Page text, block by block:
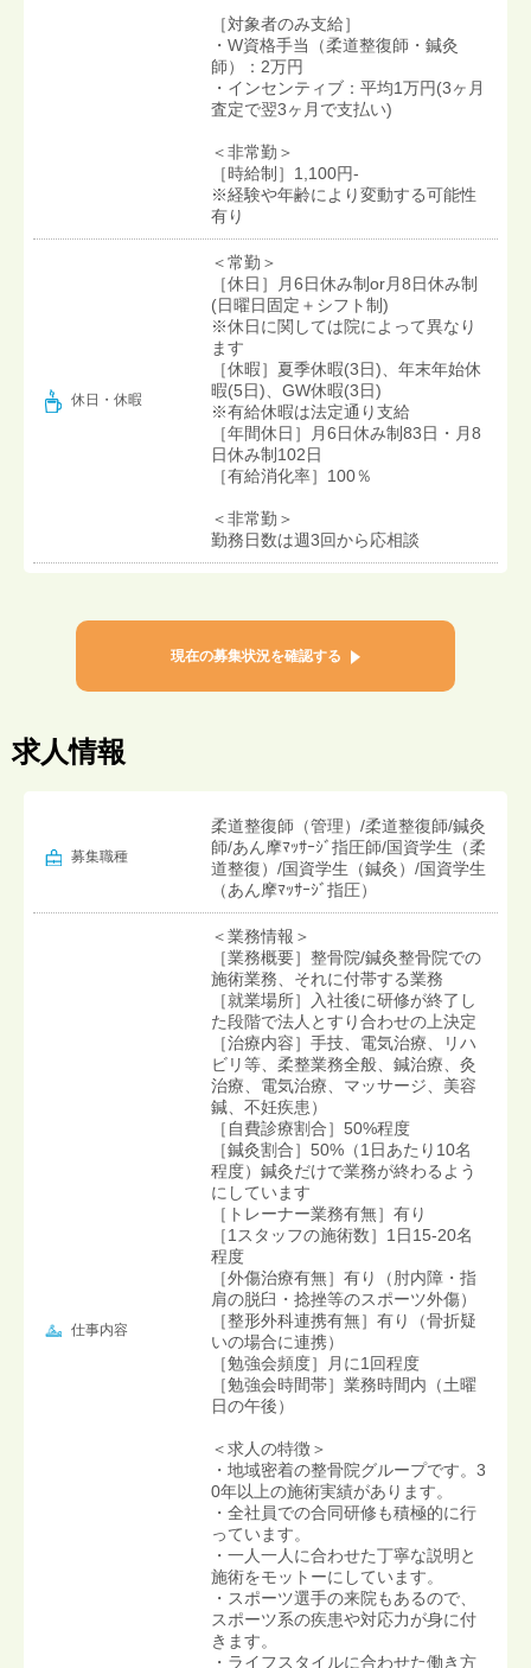
［対象者のみ支給］
・W資格手当（柔道整復師・鍼灸
師）：2万円
・インセンティブ：平均1万円(3ヶ月
査定で翌3ヶ月で支払い)
＜非常勤＞
［時給制］1,100円-
※経験や年齢により変動する可能性
有り
休日・休暇
＜常勤＞
［休日］月6日休み制or月8日休み制
(日曜日固定＋シフト制)
※休日に関しては院によって異なり
ます
［休暇］夏季休暇(3日)、年末年始休
暇(5日)、GW休暇(3日)
※有給休暇は法定通り支給
［年間休日］月6日休み制83日・月8
日休み制102日
［有給消化率］100％
＜非常勤＞
勤務日数は週3回から応相談
現在の募集状況を確認する
求人情報
募集職種
柔道整復師（管理）/柔道整復師/鍼灸
師/あん摩ﾏｯｻｰｼﾞ指圧師/国資学生（柔
道整復）/国資学生（鍼灸）/国資学生
（あん摩ﾏｯｻｰｼﾞ指圧）
仕事内容
＜業務情報＞
［業務概要］整骨院/鍼灸整骨院での
施術業務、それに付帯する業務
［就業場所］入社後に研修が終了し
た段階で法人とすり合わせの上決定
［治療内容］手技、電気治療、リハ
ビリ等、柔整業務全般、鍼治療、灸
治療、電気治療、マッサージ、美容
鍼、不妊疾患）
［自費診療割合］50%程度
［鍼灸割合］50%（1日あたり10名
程度）鍼灸だけで業務が終わるよう
にしています
［トレーナー業務有無］有り
［1スタッフの施術数］1日15-20名
程度
［外傷治療有無］有り（肘内障・指
肩の脱臼・捻挫等のスポーツ外傷）
［整形外科連携有無］有り（骨折疑
いの場合に連携）
［勉強会頻度］月に1回程度
［勉強会時間帯］業務時間内（土曜
日の午後）
＜求人の特徴＞
・地域密着の整骨院グループです。3
0年以上の施術実績があります。
・全社員での合同研修も積極的に行
っています。
・一人一人に合わせた丁寧な説明と
施術をモットーにしています。
・スポーツ選手の来院もあるので、
スポーツ系の疾患や対応力が身に付
きます。
・ライフスタイルに合わせた働き方